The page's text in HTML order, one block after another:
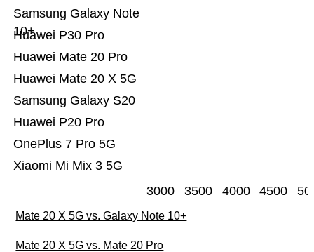
Xiaomi Mi Mix 3 5G
OnePlus 7 Pro 5G
Huawei P20 Pro
Samsung Galaxy S20
Huawei Mate 20 X 5G
Huawei Mate 20 Pro
Huawei P30 Pro
Samsung Galaxy Note
10+
3000 3500 4000 4500
Mate 20 X 5G vs. Galaxy Note 10+
Mate 20 X 5G vs. Mate 20 Pro